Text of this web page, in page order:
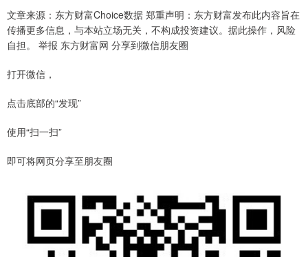
文章来源：东方财富Choice数据 郑重声明：东方财富发布此内容旨在
传播更多信息，与本站立场无关，不构成投资建议。据此操作，风险
自担。 举报 东方财富网 分享到微信朋友圈
打开微信，
点击底部的“发现”
使用“扫一扫”
即可将网页分享至朋友圈